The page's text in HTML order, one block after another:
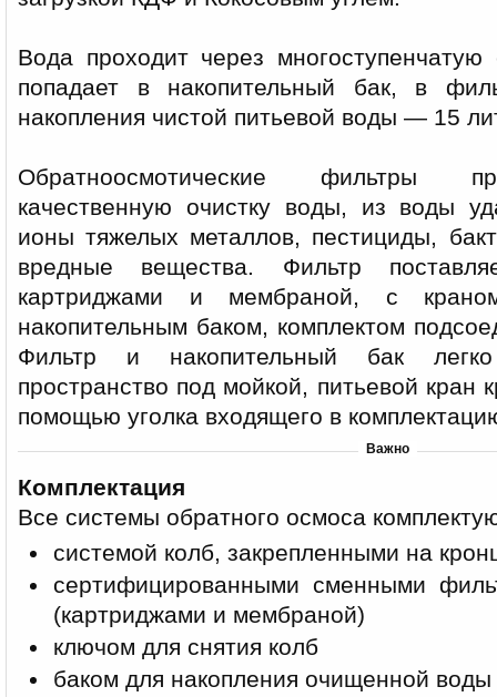
Вода проходит через
попадает в накопительный бак, в
накопления чистой питьевой воды — 15
Обратноосмотические фильтры
качественную очистку воды, из воды
ионы тяжелых металлов, пестициды,
вредные вещества. Фильтр
картриджами и мембраной, с
накопительным баком, комплектом
Фильтр и накопительный бак
пространство под мойкой, питьевой кран
помощью уголка входящего в
Важно
Комплектация
Все системы обратного осмоса
системой колб, закрепленными на
сертифицированными сменными
(картриджами и мембраной)
ключом для снятия колб
баком для накопления очищенной воды